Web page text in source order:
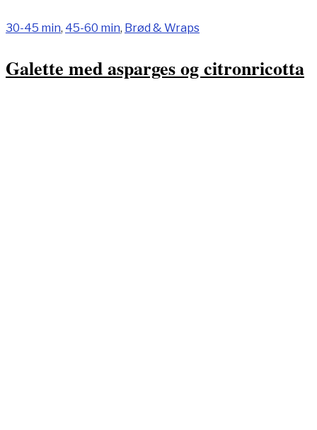
30-45 min, 45-60 min, Brød & Wraps
Galette med asparges og citronricotta